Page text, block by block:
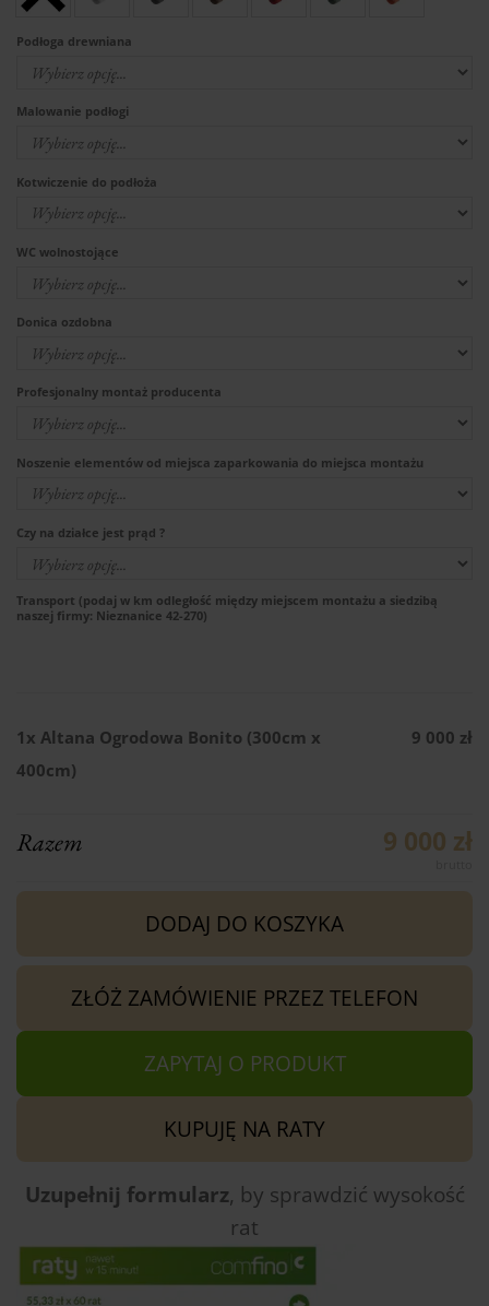
Podłoga drewniana
Malowanie podłogi
Kotwiczenie do podłoża
WC wolnostojące
Donica ozdobna
Profesjonalny montaż producenta
Noszenie elementów od miejsca zaparkowania do miejsca montażu
Czy na działce jest prąd ?
Transport (podaj w km odległość między miejscem montażu a siedzibą
naszej firmy: Nieznanice 42-270)
1x Altana Ogrodowa Bonito (300cm x
400cm)
9 000 zł
Razem 9 000 zł
DODAJ DO KOSZYKA
ZŁÓŻ ZAMÓWIENIE PRZEZ TELEFON
ZAPYTAJ O PRODUKT
KUPUJĘ NA RATY
Uzupełnij formularz, by sprawdzić wysokość
rat